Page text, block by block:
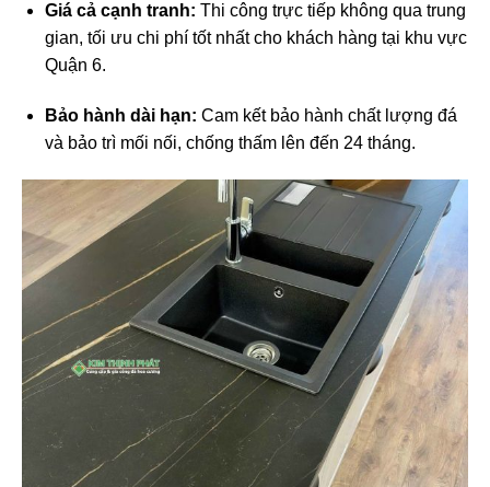
Giá cả cạnh tranh: Thi công trực tiếp không qua trung
gian, tối ưu chi phí tốt nhất cho khách hàng tại khu vực
Quận 6.
Bảo hành dài hạn: Cam kết bảo hành chất lượng đá
và bảo trì mối nối, chống thấm lên đến 24 tháng.